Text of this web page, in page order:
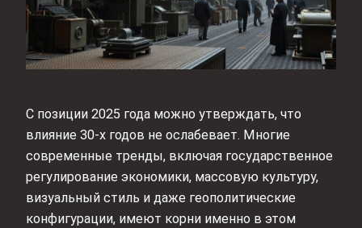
С позиции 2025 года можно утверждать, что
влияние 30-х годов не ослабевает. Многие
современные тренды, включая государственное
регулирование экономики, массовую культуру,
визуальный стиль и даже геополитические
конфигурации, имеют корни именно в этом